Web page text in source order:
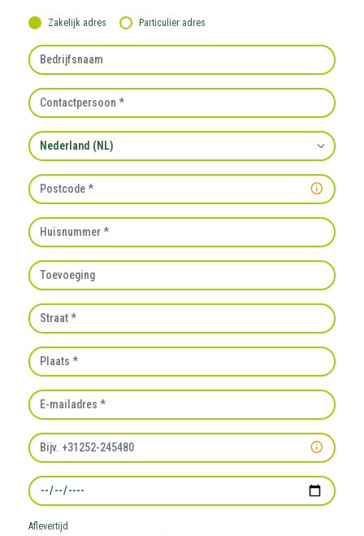
Zakelijk adres
Particulier adres
Bedrijfsnaam
Contactpersoon
Land
Postcode
Huisnummer
Toevoeging
Straat
Plaats
E-mailadres
Telefoonnummer
Afleverdatum
Aflevertijd